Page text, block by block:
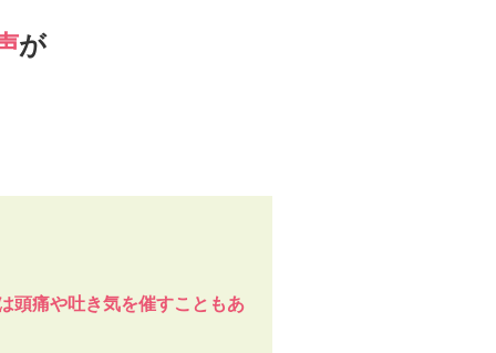
が
頭痛や吐き気を催すこともあ